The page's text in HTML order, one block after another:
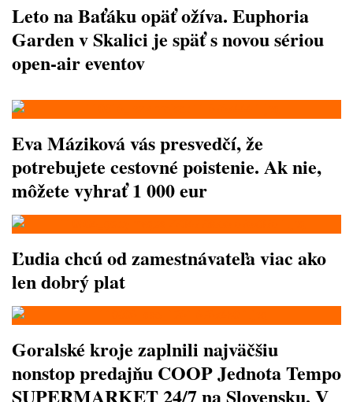
Leto na Baťáku opäť ožíva. Euphoria
Garden v Skalici je späť s novou sériou
open-air eventov
Eva Máziková vás presvedčí, že
potrebujete cestovné poistenie. Ak nie,
môžete vyhrať 1 000 eur
Ľudia chcú od zamestnávateľa viac ako
len dobrý plat
Goralské kroje zaplnili najväčšiu
nonstop predajňu COOP Jednota Tempo
SUPERMARKET 24/7 na Slovensku. V